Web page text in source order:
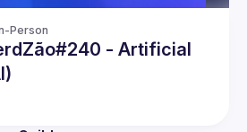
Person
- Artificial